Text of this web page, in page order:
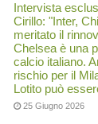
Intervista
Cirillo: "Inter,
meritato il
Chelsea è una
calcio italiano.
rischio per il
Lotito può
25 Giugno 2026